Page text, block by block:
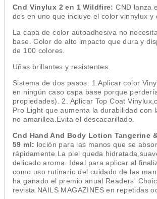
Cnd Vinylux 2 en 1 Wildfire:CND lanza
dos en uno que incluye el color vinnylux y
La capa de color autoadhesiva no
base. Color de alto impacto que dura y
de 100 colores.
Uñas brillantes y resistentes.
Sistema de dos pasos: 1.Aplicar color
en ningún caso capa base porque
propiedades). 2. Aplicar Top Coat
Pro Light que aumenta la durabilidad con
no amarillea.Evita el descacarillado.
Cnd Hand And Body Lotion Tangerine
59 ml: loción para las manos que se
rápidamente.La piel queda
delicado aroma. Ideal para aplicar al
como uso rutinario del cuidado de las
ha ganado el premio anual Readers'
revista NAILS MAGAZINES en repetidas